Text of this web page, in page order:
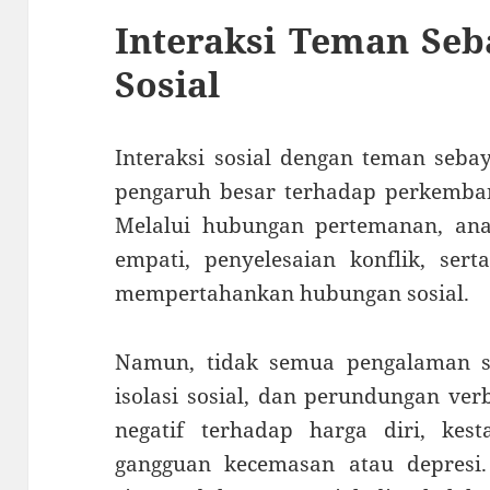
Interaksi Teman
Sosial
Interaksi sosial dengan teman
pengaruh besar terhadap
Melalui hubungan pertemanan,
empati, penyelesaian konflik,
mempertahankan hubungan sosial.
Namun, tidak semua
isolasi sosial, dan perundungan
negatif terhadap harga diri,
gangguan kecemasan atau